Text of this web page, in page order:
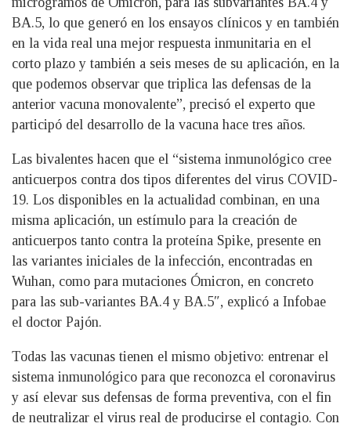
BA.5, lo que generó en los ensayos clínicos y en también
en la vida real una mejor respuesta inmunitaria en el
corto plazo y también a seis meses de su aplicación, en la
que podemos observar que triplica las defensas de la
anterior vacuna monovalente”, precisó el experto que
participó del desarrollo de la vacuna hace tres años.
Las bivalentes hacen que el “sistema inmunológico cree
anticuerpos contra dos tipos diferentes del virus COVID-
19. Los disponibles en la actualidad combinan, en una
misma aplicación, un estímulo para la creación de
anticuerpos tanto contra la proteína Spike, presente en
las variantes iniciales de la infección, encontradas en
Wuhan, como para mutaciones Ómicron, en concreto
para las sub-variantes BA.4 y BA.5″, explicó a Infobae
el doctor Pajón.
Todas las vacunas tienen el mismo objetivo: entrenar el
sistema inmunológico para que reconozca el coronavirus
y así elevar sus defensas de forma preventiva, con el fin
de neutralizar el virus real de producirse el contagio. Con